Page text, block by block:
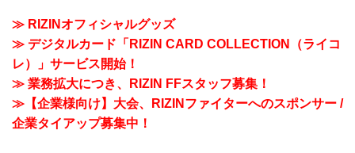
≫ RIZINオフィシャルグッズ
≫ デジタルカード「RIZIN CARD COLLECTION（ライコ
レ）」サービス開始！
≫ 業務拡大につき、RIZIN FFスタッフ募集！
≫【企業様向け】大会、RIZINファイターへのスポンサー /
企業タイアップ募集中！